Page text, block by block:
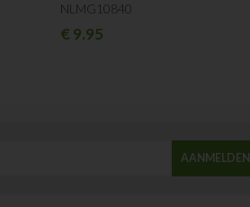
NLMG10840
€9.95
AANMELDEN